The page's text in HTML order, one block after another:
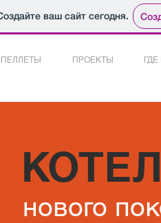
ваш сайт сегодня.
ПЕЛЛЕТЫ ПРОЕКТЫ
нового